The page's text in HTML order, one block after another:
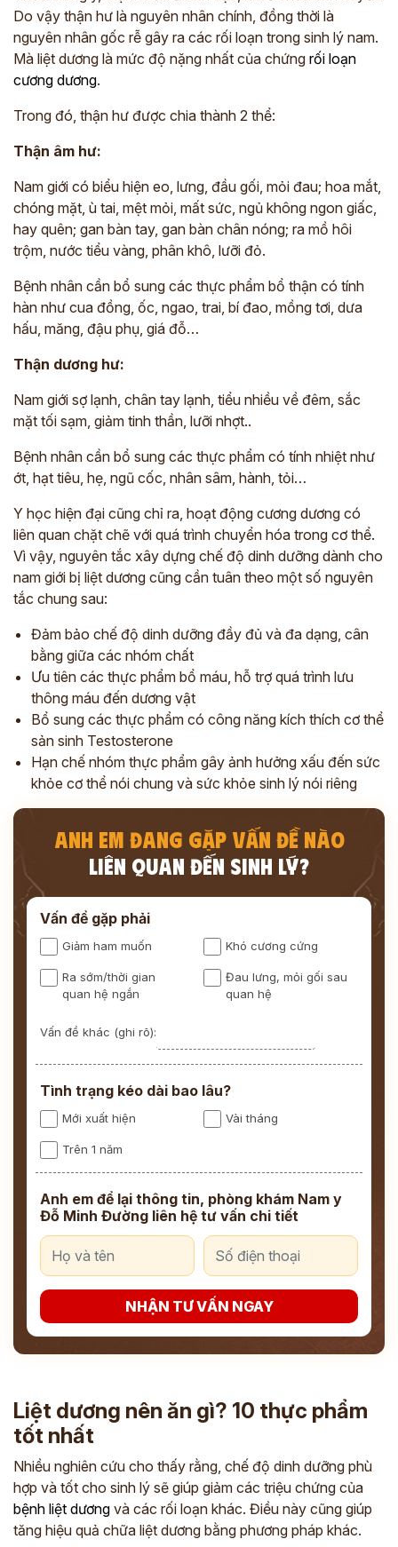
Do vậy thận hư là nguyên nhân chính, đồng thời là
nguyên nhân gốc rễ gây ra các rối loạn trong sinh lý nam.
Mà liệt dương là mức độ nặng nhất của chứng rối loạn
cương dương.
Trong đó, thận hư được chia thành 2 thể:
Thận âm hư:
Nam giới có biểu hiện eo, lưng, đầu gối, mỏi đau; hoa mắt,
chóng mặt, ù tai, mệt mỏi, mất sức, ngủ không ngon giấc,
hay quên; gan bàn tay, gan bàn chân nóng; ra mồ hôi
trộm, nước tiểu vàng, phân khô, lưỡi đỏ.
Bệnh nhân cần bổ sung các thực phẩm bổ thận có tính
hàn như cua đồng, ốc, ngao, trai, bí đao, mồng tơi, dưa
hấu, măng, đậu phụ, giá đỗ…
Thận dương hư:
Nam giới sợ lạnh, chân tay lạnh, tiểu nhiều về đêm, sắc
mặt tối sạm, giảm tinh thần, lưỡi nhợt..
Bệnh nhân cần bổ sung các thực phẩm có tính nhiệt như
ớt, hạt tiêu, hẹ, ngũ cốc, nhân sâm, hành, tỏi…
Y học hiện đại cũng chỉ ra, hoạt động cương dương có
liên quan chặt chẽ với quá trình chuyển hóa trong cơ thể.
Vì vậy, nguyên tắc xây dựng chế độ dinh dưỡng dành cho
nam giới bị liệt dương cũng cần tuân theo một số nguyên
tắc chung sau:
Đảm bảo chế độ dinh dưỡng đầy đủ và đa dạng, cân
bằng giữa các nhóm chất
Ưu tiên các thực phẩm bổ máu, hỗ trợ quá trình lưu
thông máu đến dương vật
Bổ sung các thực phẩm có công năng kích thích cơ thể
sản sinh Testosterone
Hạn chế nhóm thực phẩm gây ảnh hưởng xấu đến sức
khỏe cơ thể nói chung và sức khỏe sinh lý nói riêng
ANH EM ĐANG GẶP VẤN ĐỀ NÀO
LIÊN QUAN ĐẾN SINH LÝ?
Vấn đề gặp phải
Giảm ham muốn Khó cương cứng
Ra sớm/thời gian
quan hệ ngắn
Đau lưng, mỏi gối sau
quan hệ
Vấn đề khác (ghi rõ):
Tình trạng kéo dài bao lâu?
Mới xuất hiện Vài tháng
Trên 1 năm
Anh em để lại thông tin, phòng khám Nam y
Đỗ Minh Đường liên hệ tư vấn chi tiết
NHẬN TƯ VẤN NGAY
Liệt dương nên ăn gì? 10 thực phẩm
tốt nhất
Nhiều nghiên cứu cho thấy rằng, chế độ dinh dưỡng phù
hợp và tốt cho sinh lý sẽ giúp giảm các triệu chứng của
bệnh liệt dương và các rối loạn khác. Điều này cũng giúp
tăng hiệu quả chữa liệt dương bằng phương pháp khác.